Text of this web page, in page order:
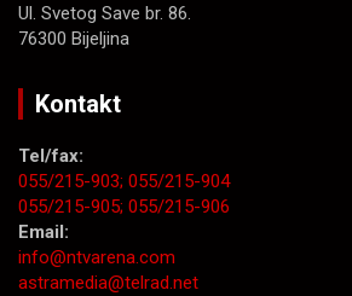
Ul. Svetog Save br. 86.
76300 Bijeljina
Kontakt
Tel/fax:
055/215-903; 055/215-904
055/215-905; 055/215-906
Email:
info@ntvarena.com
astramedia@telrad.net